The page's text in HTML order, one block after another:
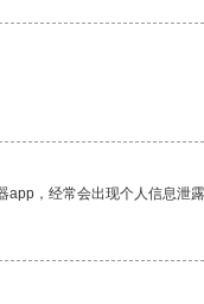
，经常会出现个人信息泄